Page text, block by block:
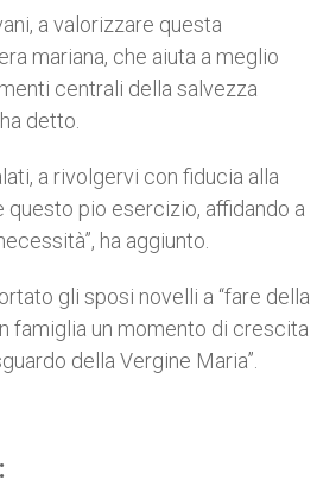
a valorizzare questa
mariana, che aiuta a meglio
centrali della salvezza
detto.
a rivolgervi con fiducia alla
questo pio esercizio, affidando a
ha aggiunto.
gli sposi novelli a “fare della
famiglia un momento di crescita
della Vergine Maria”.